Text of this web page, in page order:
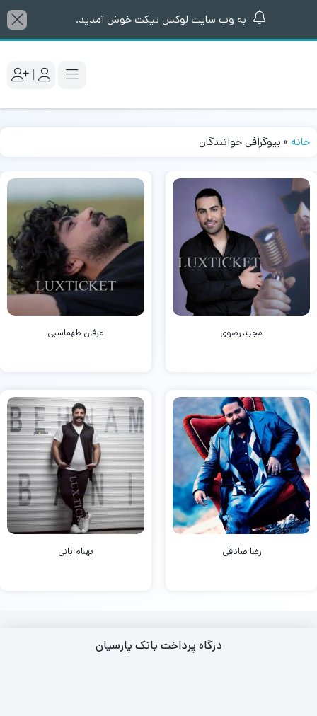
به وب سایت لوکس تیکت خوش آمدید.
|
خانه » بیوگرافی خوانندگان
مجید رضوی عرفان طهماسبی
رضا صادقی بهنام بانی
درگاه پرداخت بانک پارسیان